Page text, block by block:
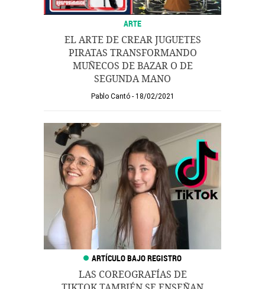
ARTE
EL ARTE DE CREAR JUGUETES
PIRATAS TRANSFORMANDO
MUÑECOS DE BAZAR O DE
SEGUNDA MANO
Pablo Cantó 18/02/2021
LAS COREOGRAFÍAS DE